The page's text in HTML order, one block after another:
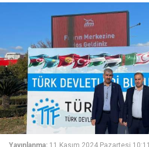
Yayınlanma: 11 Kasım 2024 Pazartesi 10:11